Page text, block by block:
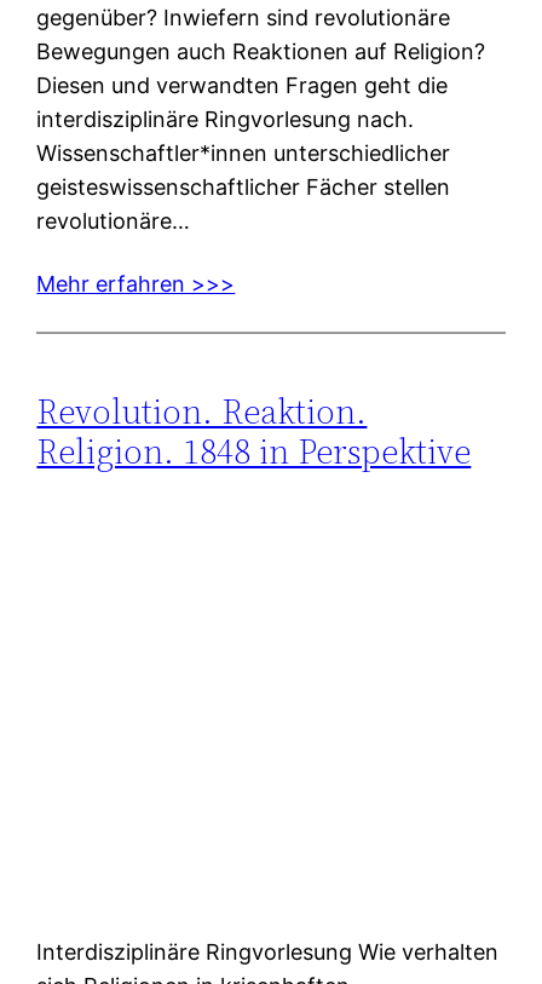
gegenüber? Inwiefern sind revolutionäre
Bewegungen auch Reaktionen auf Religion?
Diesen und verwandten Fragen geht die
interdisziplinäre Ringvorlesung nach.
Wissenschaftler*innen unterschiedlicher
geisteswissenschaftlicher Fächer stellen
revolutionäre…
Mehr erfahren >>>
Revolution. Reaktion.
Religion. 1848 in Perspektive
Interdisziplinäre Ringvorlesung Wie verhalten